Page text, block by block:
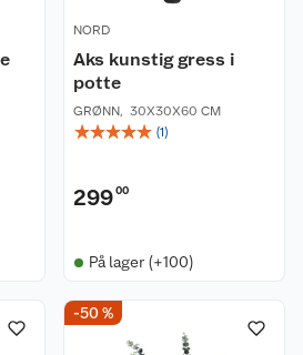
NORD
Aks kunstig gress i
potte
GRØNN, 30X30X60 CM
☆☆☆☆☆ (1)
29900
På lager (+100)
-50 %